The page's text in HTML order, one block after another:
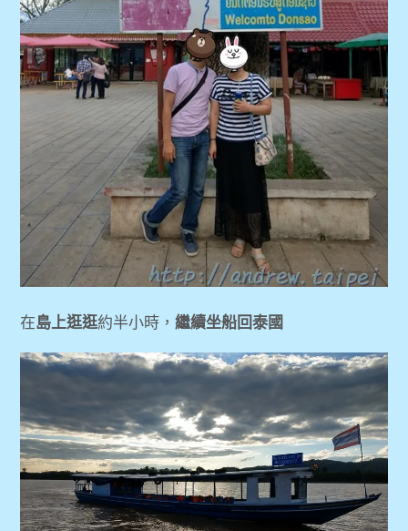
在島上逛逛約半小時，繼續坐船回泰國